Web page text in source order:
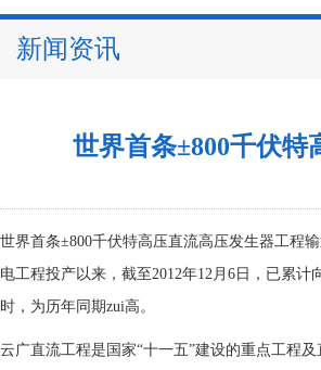
新闻资讯
世界首条±800千伏特
世界首条±800千伏特高压直流高压发生器工程
电工程投产以来，截至2012年12月6日，已累
时，为历年同期zui高。
云广直流工程是国家“十一五”建设的重点工程